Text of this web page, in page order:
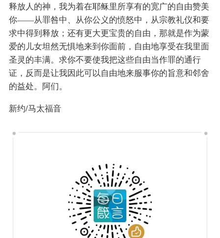
释放人的神，我为着在耶稣里所享有的宽广的自由赞美
你——从罪咎中、从你公义的愤怒中，从宗教礼仪和要
求中得到释放；还有更大更宝贵的自由，那就是作为蒙
爱的儿女坦然无惧地来到你面前，自由地享受在我里面
圣灵的丰满。求你不要使我把这些自由当作罪的通行
证，反而是让我因此可以自由地来服事你的旨意和邻舍
的益处。阿们。
新约/马太福音